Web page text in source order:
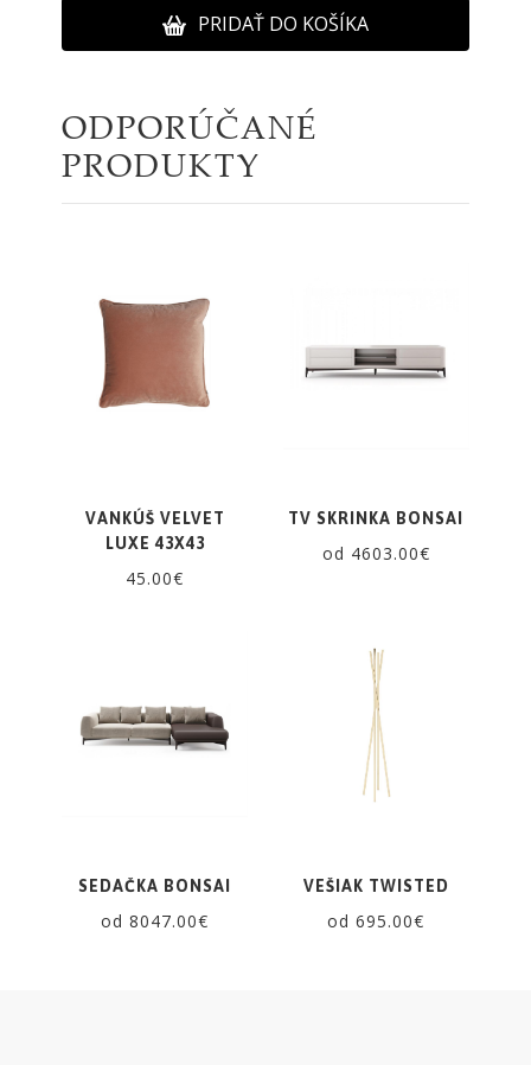
PRIDAŤ DO KOŠÍKA
ODPORÚČANÉ
PRODUKTY
VANKÚŠ VELVET
LUXE 43X43
45.00€
TV SKRINKA BONSAI
od 4603.00€
SEDAČKA BONSAI
od 8047.00€
VEŠIAK TWISTED
od 695.00€